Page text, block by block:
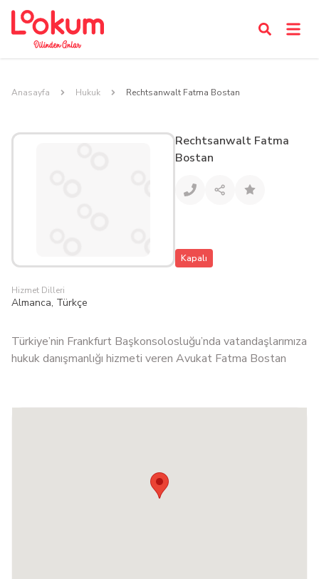
Anasayfa Hukuk Rechtsanwalt Fatma Bostan
Rechtsanwalt Fatma
Bostan
Kapalı
Hizmet Dilleri
Almanca, Türkçe
Türkiye’nin Frankfurt Başkonsolosluğu’nda vatandaşlarımıza
hukuk danışmanlığı hizmeti veren Avukat Fatma Bostan